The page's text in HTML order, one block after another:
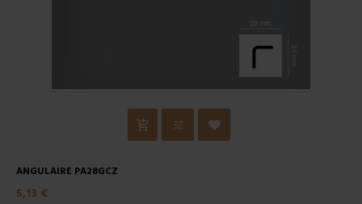
ANGULAIRE PA28GCZ
5,13 €